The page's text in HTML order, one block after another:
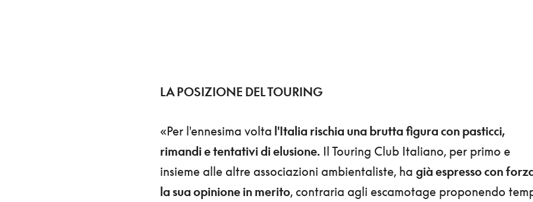
LA POSIZIONE DEL TOURING
«Per l'ennesima volta l'Italia rischia una brutta figura con pasticci,
rimandi e tentativi di elusione. Il Touring Club Italiano, per primo e
insieme alle altre associazioni ambientaliste, ha già espresso con
la sua opinione in merito, contraria agli escamotage proponendo